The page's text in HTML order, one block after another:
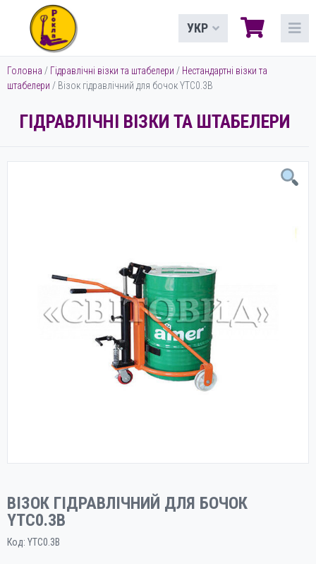
УКР
Головна / Гідравлічні візки та штабелери / Нестандартні візки та
штабелери / Візок гідравлічний для бочок YTC0.3B
ГІДРАВЛІЧНІ ВІЗКИ ТА ШТАБЕЛЕРИ
ВІЗОК ГІДРАВЛІЧНИЙ ДЛЯ БОЧОК
YTC0.3B
Код: YTC0.3B